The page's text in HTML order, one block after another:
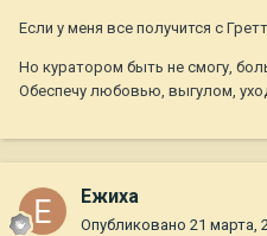
Если у меня все получится с
Но куратором быть не смогу,
Обеспечу любовью, выгулом,
Ежиха
Опубликовано 21 марта,